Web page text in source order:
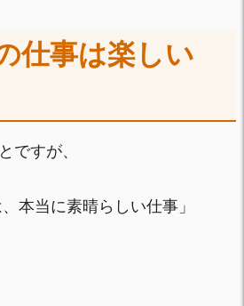
仕事は楽しい
ですが、
本当に素晴らしい仕事」